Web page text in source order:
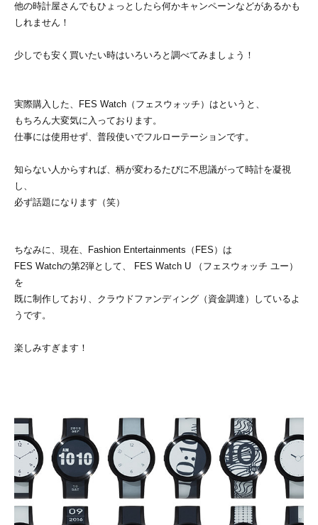
他の時計屋さんでもひょっとしたら何かキャンペーンなどがあるかも
しれません！
少しでも安く買いたい時はいろいろと調べてみましょう！
実際購入した、FES Watch（フェスウォッチ）はというと、
もちろん大変気に入っております。
仕事には使用せず、普段使いでフルローテーションです。
知らない人からすれば、柄が変わるたびに不思議がって時計を凝視
し、
必ず話題になります（笑）
ちなみに、現在、Fashion Entertainments（FES）は
FES Watchの第2弾として、 FES Watch U （フェスウォッチ ユー）
を
既に制作しており、クラウドファンディング（資金調達）しているよ
うです。
楽しみすぎます！